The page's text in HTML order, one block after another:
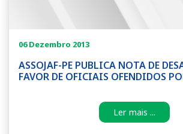
ASSOJAF-PE PUBLICA NOTA DE
FAVOR DE OFICIAIS OFENDIDOS
06 Dezembro 2013
Ler mais ...